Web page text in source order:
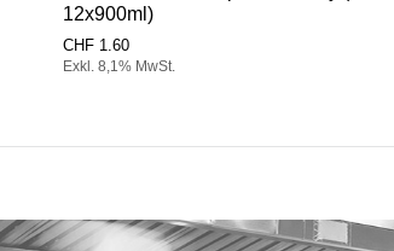
12x900ml)
CHF 1.60
Exkl. 8,1% MwSt.